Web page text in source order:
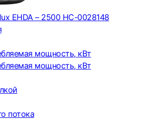
EHDA – 2500 НС-0028148
мощность, кВт
мощность, кВт
потока